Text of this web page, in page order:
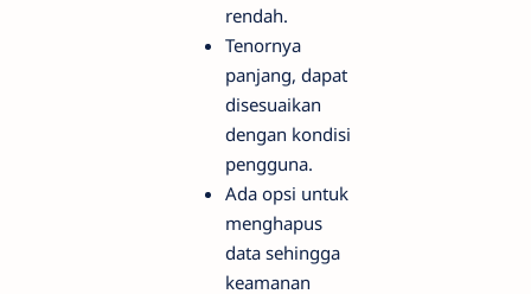
rendah.
Tenornya
panjang, dapat
disesuaikan
dengan kondisi
pengguna.
Ada opsi untuk
menghapus
data sehingga
keamanan